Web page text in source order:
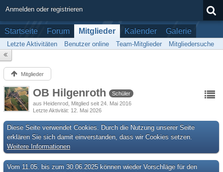
Anmelden oder registrieren
Startseite Forum Mitglieder Kalender Galerie
Letzte Aktivitäten Benutzer online Team-Mitglieder Mitgliedersuche
Mitglieder
OB Hilgenroth
Schüler
aus Heidenrod Mitglied seit 24. Mai 2016
Letzte Aktivität 12. Mai 2026
Diese Seite verwendet Cookies. Durch die Nutzung unserer Seite
erklären Sie sich damit einverstanden, dass wir Cookies setzen.
Weitere Informationen
Vom 11.05. bis zum 30.06.2025 können wieder Vorschläge für den